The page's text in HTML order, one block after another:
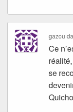
gazou
Ce
se